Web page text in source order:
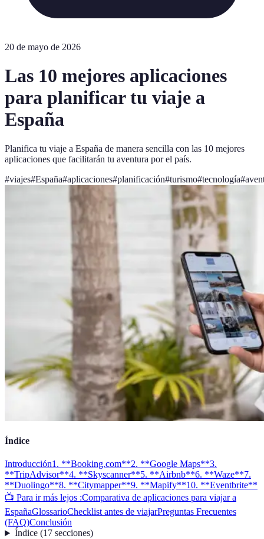
20 de mayo de 2026
Las 10 mejores aplicaciones
para planificar tu viaje a
España
Planifica tu viaje a España de manera sencilla con las 10 mejores
aplicaciones que facilitarán tu aventura por el país.
#viajes#España#aplicaciones#planificación#turismo#tecnología#
Índice
Introducción1. **Booking.com**2. **Google Maps**3.
**TripAdvisor**4. **Skyscanner**5. **Airbnb**6. **Waze**7.
**Duolingo**8. **Citymapper**9. **Mapify**10. **Eventbrite**
📺 Para ir más lejos :Comparativa de aplicaciones para viajar a
EspañaGlossarioChecklist antes de viajarPreguntas Frecuentes
(FAQ)Conclusión
Índice(17 secciones)